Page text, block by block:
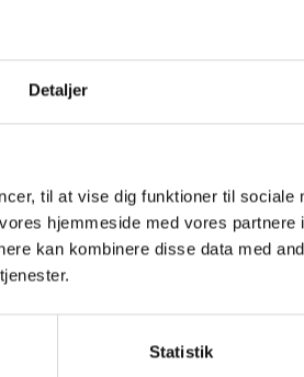
Detaljer
til at vise dig funktioner til sociale
hjemmeside med vores partnere
kan kombinere disse data med
Statistik
Personlig
Hurtigt leveringen
Faste lave
Stort udvalg